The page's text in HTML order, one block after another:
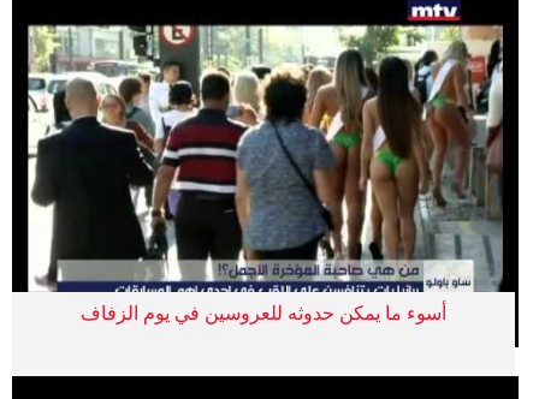
أسوء ما يمكن حدوثه للعروسين في يوم الزفاف